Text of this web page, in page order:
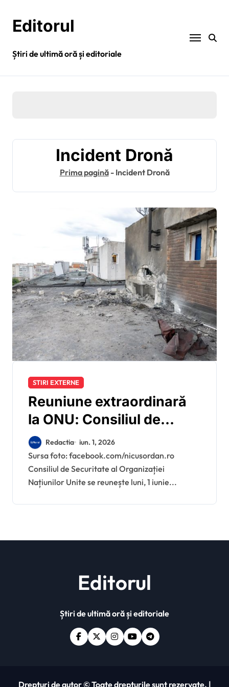
conținutEditorul
Știri de ultimă oră și editoriale
Incident Dronă
Prima pagină- Incident Dronă
STIRI EXTERNE
Reuniune extraordinară
la ONU: Consiliul de
Securitate se întrunește
de urgență, la cererea
României, după ce o
dronă rusească a
explodat pe un bloc din
Redactia iun. 1, 2026
Sursa foto: facebook.com/nicusordan.ro
Consiliul de Securitate al Organizației
Națiunilor Unite se reunește luni, 1 iunie...
Editorul
Știri de ultimă oră și editoriale
Drepturi de autor © Toate drepturile sunt rezervate. |